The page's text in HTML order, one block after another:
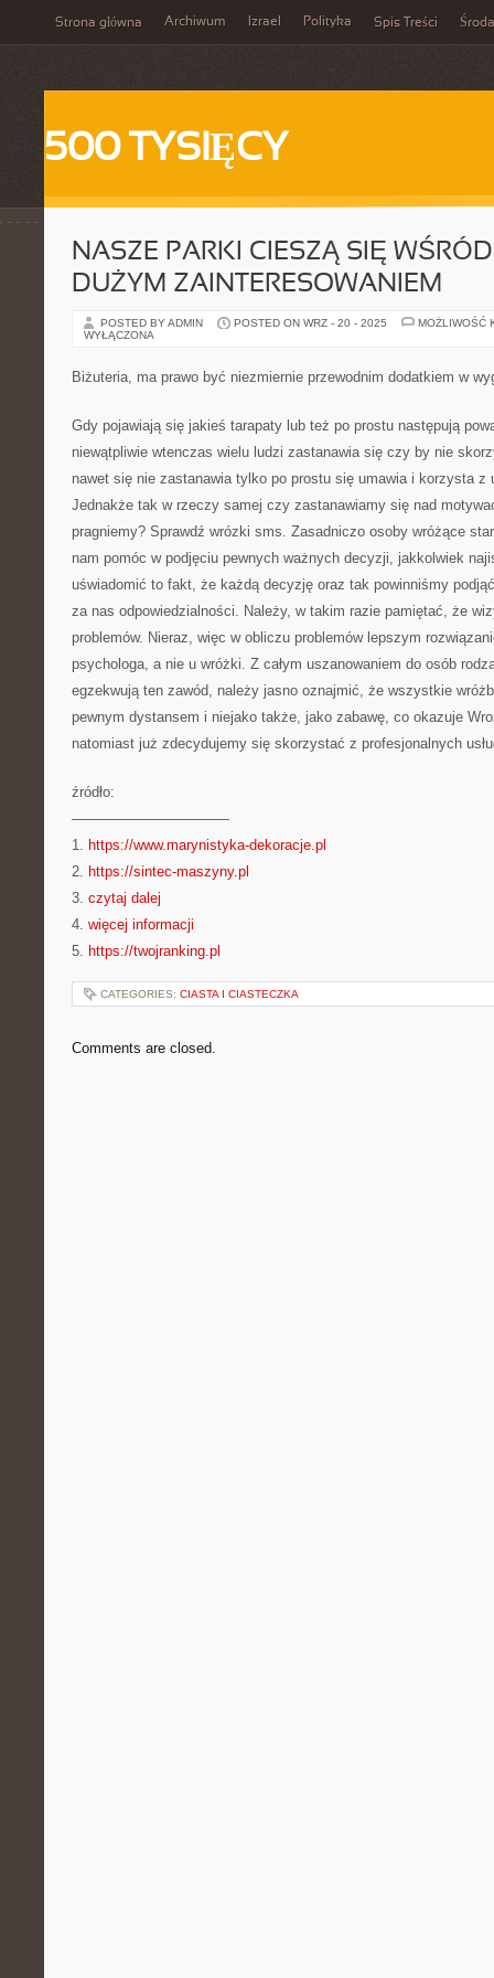
Strona główna Archiwum Izrael Polityka Spis Treści Środa
500 TYSIĘCY
NASZE PARKI CIESZĄ SIĘ
DUŻYM ZAINTERESOWANIEM
POSTED BY ADMIN POSTED ON WRZ - 20 - 2025
MOŻLIWOŚĆ
WYŁĄCZONA
Biżuteria, ma prawo być niezmiernie przewodnim dodatkiem w
Gdy pojawiają się jakieś tarapaty lub też po prostu następują
niewątpliwie wtenczas wielu ludzi zastanawia się czy by nie
nawet się nie zastanawia tylko po prostu się umawia i korzysta z
Jednakże tak w rzeczy samej czy zastanawiamy się nad
pragniemy? Sprawdź wrózki sms. Zasadniczo osoby wróżące
nam pomóc w podjęciu pewnych ważnych decyzji, jakkolwiek
uświadomić to fakt, że każdą decyzję oraz tak powinniśmy
za nas odpowiedzialności. Należy, w takim razie pamiętać, że
problemów. Nieraz, więc w obliczu problemów lepszym
psychologa, a nie u wróżki. Z całym uszanowaniem do osób
egzekwują ten zawód, należy jasno oznajmić, że wszystkie
pewnym dystansem i niejako także, jako zabawę, co okazuje
natomiast już zdecydujemy się skorzystać z profesjonalnych
źródło:
———————————
1. https://www.marynistyka-dekoracje.pl
2. https://sintec-maszyny.pl
3. czytaj dalej
4. więcej informacji
5. https://twojranking.pl
CATEGORIES: CIASTA I CIASTECZKA
Comments are closed.